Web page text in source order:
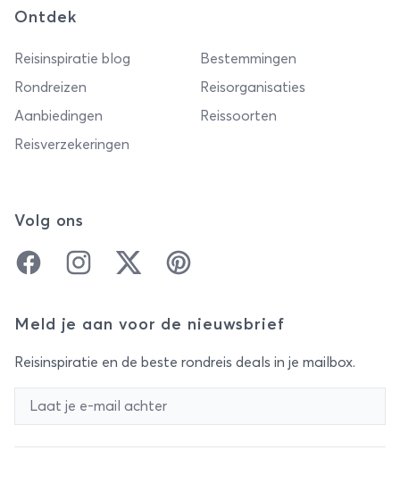
Ontdek
Reisinspiratie blog
Bestemmingen
Rondreizen
Reisorganisaties
Aanbiedingen
Reissoorten
Reisverzekeringen
Volg ons
FacebookInstagramTwitter Pinterest
Meld je aan voor de nieuwsbrief
Reisinspiratie en de beste rondreis deals in je mailbox.